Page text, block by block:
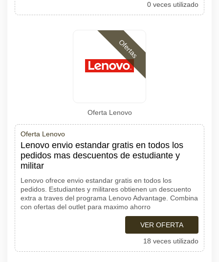
0 veces utilizado
Ofertas
Oferta Lenovo
Oferta Lenovo
Lenovo envio estandar gratis en todos los
pedidos mas descuentos de estudiante y
militar
Lenovo ofrece envio estandar gratis en todos los
pedidos. Estudiantes y militares obtienen un descuento
extra a traves del programa Lenovo Advantage. Combina
con ofertas del outlet para maximo ahorro
VER OFERTA
18 veces utilizado